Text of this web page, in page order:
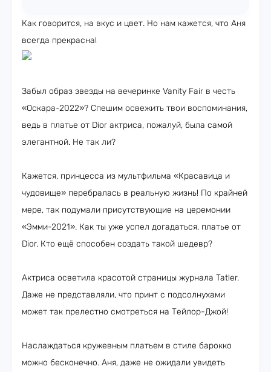
Как говорится, на вкус и цвет. Но нам кажется, что Аня
всегда прекрасна!
Забыл образ звезды на вечеринке Vanity Fair в честь
«Оскара-2022»? Спешим освежить твои воспоминания,
ведь в платье от Dior актриса, пожалуй, была самой
элегантной. Не так ли?
Кажется, принцесса из мультфильма «Красавица и
чудовище» перебралась в реальную жизнь! По крайней
мере, так подумали присутствующие на церемонии
«Эмми-2021». Как ты уже успел догадаться, платье от
Dior. Кто ещё способен создать такой шедевр?
Актриса осветила красотой страницы журнала Tatler.
Даже не представляли, что принт с подсолнухами
может так прелестно смотреться на Тейлор-Джой!
Наслаждаться кружевным платьем в стиле барокко
можно бесконечно. Аня, даже не ожидали увидеть